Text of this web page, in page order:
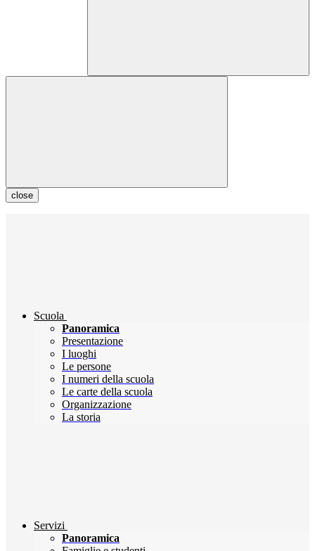
close
Scuola
Panoramica
Presentazione
I luoghi
Le persone
I numeri della scuola
Le carte della scuola
Organizzazione
La storia
Servizi
Panoramica